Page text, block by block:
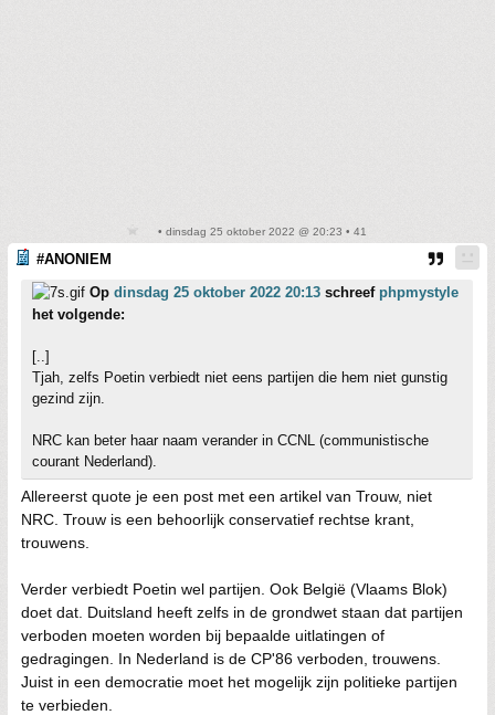
• dinsdag 25 oktober 2022 @ 20:23 • 41
#ANONIEM
Op dinsdag 25 oktober 2022 20:13 schreef phpmystyle
het volgende:
[..]
Tjah, zelfs Poetin verbiedt niet eens partijen die hem niet gunstig
gezind zijn.
NRC kan beter haar naam verander in CCNL (communistische
courant Nederland).
Allereerst quote je een post met een artikel van Trouw, niet
NRC. Trouw is een behoorlijk conservatief rechtse krant,
trouwens.
Verder verbiedt Poetin wel partijen. Ook België (Vlaams Blok)
doet dat. Duitsland heeft zelfs in de grondwet staan dat partijen
verboden moeten worden bij bepaalde uitlatingen of
gedragingen. In Nederland is de CP'86 verboden, trouwens.
Juist in een democratie moet het mogelijk zijn politieke partijen
te verbieden.